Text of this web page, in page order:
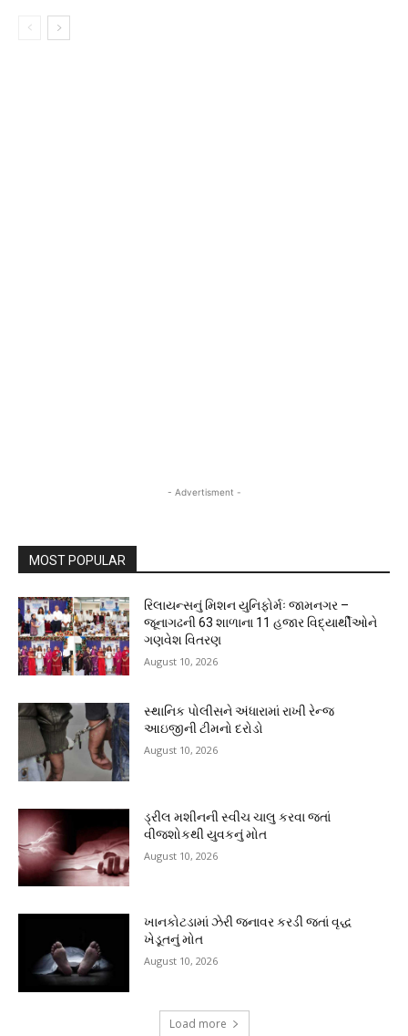
- Advertisment -
MOST POPULAR
રિલાયન્સનું મિશન યુનિફોર્મઃ જામનગર –
જૂનાગઢની 63 શાળાના 11 હજાર વિદ્યાર્થીઓને
ગણવેશ વિતરણ
August 10, 2026
સ્થાનિક પોલીસને અંધારામાં રાખી રેન્જ
આઇજીની ટીમનો દરોડો
August 10, 2026
ડ્રીલ મશીનની સ્વીચ ચાલુ કરવા જતાં
વીજશોકથી યુવકનું મોત
August 10, 2026
ખાનકોટડામાં ઝેરી જનાવર કરડી જતાં વૃદ્ધ
ખેડૂતનું મોત
August 10, 2026
Load more